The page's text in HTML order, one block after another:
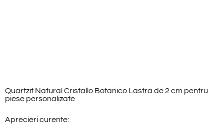
Quartzit Natural Cristallo Botanico Lastra de 2 cm pentru
piese personalizate
Aprecieri curente: